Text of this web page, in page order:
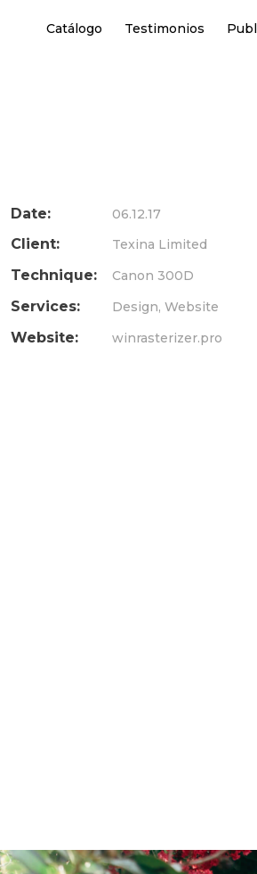
Catálogo Testimonios
Date: 06.12.17
Client: Texina Limited
Technique: Canon 300D
Services: Design, Website
Website: winrasterizer.pro